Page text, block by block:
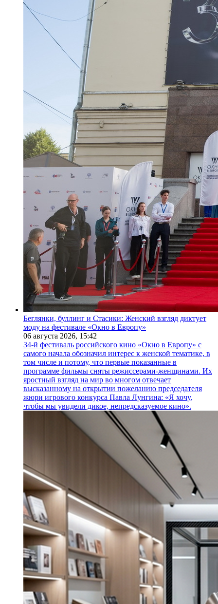
Беглянки, буллинг и Стасики: Женский взгляд диктует
моду на фестивале «Окно в Европу»
06 августа 2026, 15:42
34-й фестиваль российского кино «Окно в Европу» с
самого начала обозначил интерес к женской тематике, в
том числе и потому, что первые показанные в
программе фильмы сняты режиссерами-женщинами. Их
яростный взгляд на мир во многом отвечает
высказанному на открытии пожеланию председателя
жюри игрового конкурса Павла Лунгина: «Я хочу,
чтобы мы увидели дикое, непредсказуемое кино».